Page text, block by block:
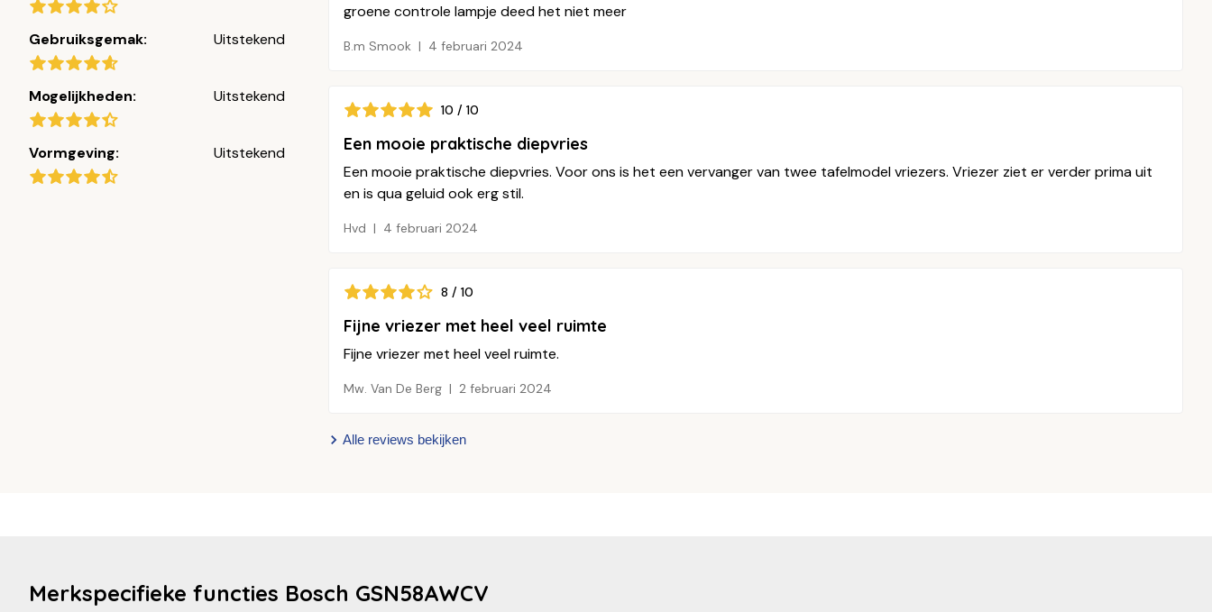
Gebruiksgemak: Uitstekend
Mogelijkheden: Uitstekend
Vormgeving: Uitstekend
groene controle lampje deed het niet meer
B.m Smook 4 februari 2024
10 / 10
Een mooie praktische diepvries
Een mooie praktische diepvries. Voor ons is het een vervanger van twee tafelmodel vriezers. Vriezer ziet er verder prima uit
en is qua geluid ook erg stil.
Hvd 4 februari 2024
8 / 10
Fijne vriezer met heel veel ruimte
Fijne vriezer met heel veel ruimte.
Mw. Van De Berg 2 februari 2024
Alle reviews bekijken
Merkspecifieke functies Bosch GSN58AWCV